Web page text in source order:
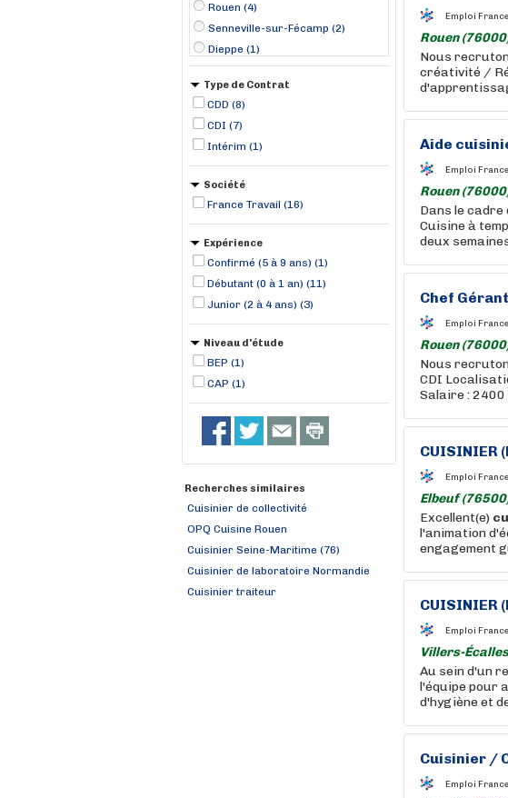
Rouen (4)
Senneville-sur-Fécamp (2)
Dieppe (1)
Elbeuf (1)
Eu (1)
Le Trait (1)
Sassetot-le-Mauconduit (1)
Veules-les-Roses (1)
Type de Contrat
CDD (8)
CDI (7)
Intérim (1)
Société
France Travail (16)
Expérience
Confirmé (5 à 9 ans) (1)
Débutant (0 à 1 an) (11)
Junior (2 à 4 ans) (3)
Niveau d'étude
BEP (1)
CAP (1)
Recherches similaires
Cuisinier de collectivité
OPQ Cuisine Rouen
Cuisinier Seine-Maritime (76)
Cuisinier de laboratoire Normandie
Cuisinier traiteur
Emploi
Rouen
Nous
créativité /
Aide
Emploi
Rouen
Dans le
Cuisine à
deux
Chef
Emploi
Rouen
Nous
CDI
Salaire : 2400
CUISINIER
Emploi
Elbeuf
Excellent(e)
l'animation
engagement
CUISINIER
Emploi
Villers-
Au sein d'un
l'équipe pour
d'hygiène et
Cuisinier /
Emploi